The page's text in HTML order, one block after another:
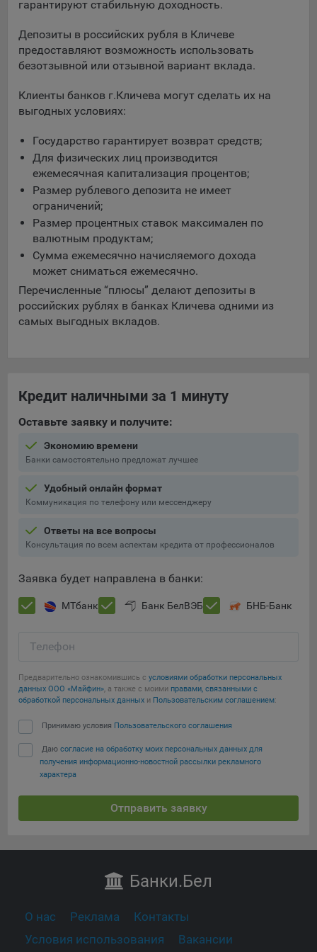
Компании, которой мы поручаем обработку данных для
данной цели:
компанией, согласно договора аренды ООО «Рэкун
технолоджи», 220069 г. Минск, пр-т Дзержинского, д.3Б,
Рекламные Cookie
Отключение рекламных cookie-файлы не позволит
принимать меры по совершенствованию работы
Сайта, исходя из предпочтений пользователя, а также
осуществлять подбор рекламы, иных рекламных
материалов по наиболее актуальному, подходящему
назначению для каждого конкретного пользователя.
Компании, которым мы поручаем обработку данных для
данной цели:
Яндекса рекламная сеть (Yandex Mobile Ads, ADFOX) -
предоставляемый компанией Google Ireland Ltd, Gordon
Сохранить мои изменения
Сохранить по умолчанию
гарантируют стабильную доходность.
Депозиты в российских рубля в Кличеве
предоставляют возможность использовать
безотзывной или отзывной вариант вклада.
Клиенты банков г.Кличева могут сделать их на
выгодных условиях:
Государство гарантирует возврат средств;
Для физических лиц производится
ежемесячная капитализация процентов;
Размер рублевого депозита не имеет
ограничений;
Размер процентных ставок максимален по
валютным продуктам;
Сумма ежемесячно начисляемого дохода
может сниматься ежемесячно.
Перечисленные “плюсы” делают депозиты в
российских рублях в банках Кличева одними из
самых выгодных вкладов.
Кредит наличными за 1 минуту
Оставьте заявку и получите:
Экономию времени
Банки самостоятельно предложат лучшее
Удобный онлайн формат
Коммуникация по телефону или мессенджеру
Ответы на все вопросы
Консультация по всем аспектам кредита от профессионалов
Заявка будет направлена в банки:
МТбанк Банк БелВЭБ БНБ-Банк
Телефон
Предварительно ознакомившись с условиями обработки персональных
данных ООО «Майфин», а также с моими правами, связанными с
обработкой персональных данных и Пользовательским соглашением:
Принимаю условия Пользовательского соглашения
Даю согласие на обработку моих персональных данных для
получения информационно-новостной рассылки рекламного
характера
Отправить заявку
Банки.Бел
О нас Реклама
Контакты
Условия использования
Вакансии